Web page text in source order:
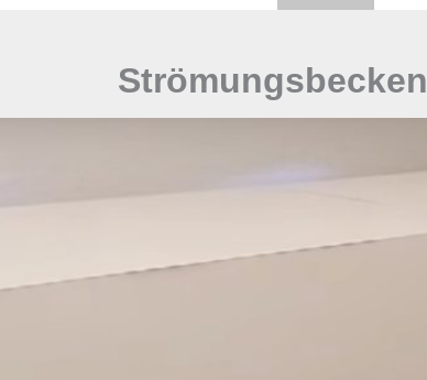
Strömungsbecken